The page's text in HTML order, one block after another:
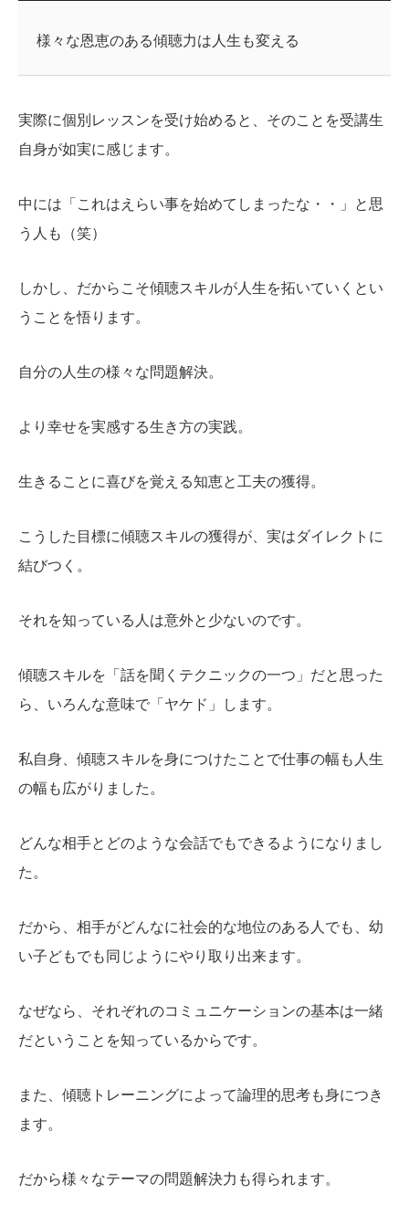
様々な恩恵のある傾聴力は人生も変える
実際に個別レッスンを受け始めると、そのことを受講生
自身が如実に感じます。
中には「これはえらい事を始めてしまったな・・」と思
う人も（笑）
しかし、だからこそ傾聴スキルが人生を拓いていくとい
うことを悟ります。
自分の人生の様々な問題解決。
より幸せを実感する生き方の実践。
生きることに喜びを覚える知恵と工夫の獲得。
こうした目標に傾聴スキルの獲得が、実はダイレクトに
結びつく。
それを知っている人は意外と少ないのです。
傾聴スキルを「話を聞くテクニックの一つ」だと思った
ら、いろんな意味で「ヤケド」します。
私自身、傾聴スキルを身につけたことで仕事の幅も人生
の幅も広がりました。
どんな相手とどのような会話でもできるようになりまし
た。
だから、相手がどんなに社会的な地位のある人でも、幼
い子どもでも同じようにやり取り出来ます。
なぜなら、それぞれのコミュニケーションの基本は一緒
だということを知っているからです。
また、傾聴トレーニングによって論理的思考も身につき
ます。
だから様々なテーマの問題解決力も得られます。